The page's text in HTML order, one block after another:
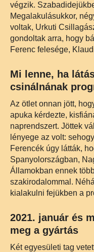
végzik.
Megalakulásukkor,
voltak, Urkuti
gondoltak arra, hogy
Ferenc felesége,
Mi lenne, ha
csinálnának
Az ötlet onnan jött,
apuka kérdezte,
naprendszert. Jöttek
lényege az volt:
Ferencék úgy látták,
Spanyolországban,
Államokban ennek
szakirodalommal.
kialakulni fejükben a
2021. január és
meg a gyártás
Két egyesületi tag